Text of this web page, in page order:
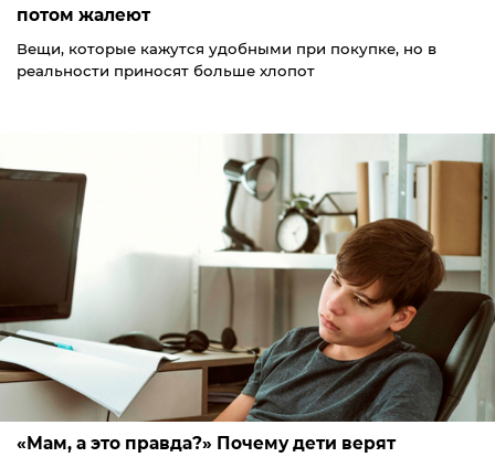
потом жалеют
Вещи, которые кажутся удобными при покупке, но в
реальности приносят больше хлопот
«Мам, а это правда?» Почему дети верят